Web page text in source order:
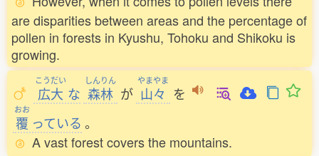
are disparities between areas and the percentage of
pollen in forests in Kyushu, Tohoku and Shikoku is
growing.
こうだい
広大 な
しんりん
森林 が
やまやま
山々 を
おお
覆 っている 。
A vast forest covers the mountains.